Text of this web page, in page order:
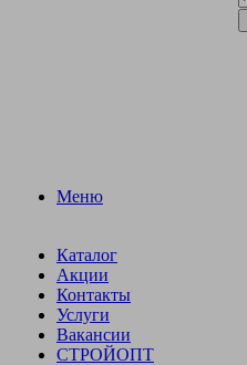
Меню
Каталог
Акции
Контакты
Услуги
Вакансии
СТРОЙОПТ